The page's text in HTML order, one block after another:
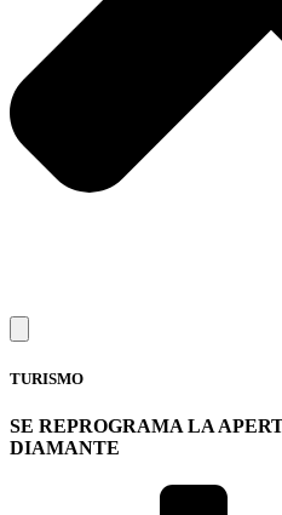
TURISMO
SE REPROGRAMA LA
DIAMANTE